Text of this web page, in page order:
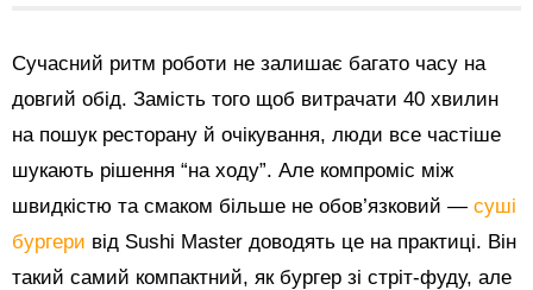
Сучасний ритм роботи не залишає багато часу на
довгий обід. Замість того щоб витрачати 40 хвилин
на пошук ресторану й очікування, люди все частіше
шукають рішення “на ходу”. Але компроміс між
швидкістю та смаком більше не обов’язковий — суші
бургери від Sushi Master доводять це на практиці. Він
такий самий компактний, як бургер зі стріт-фуду, але